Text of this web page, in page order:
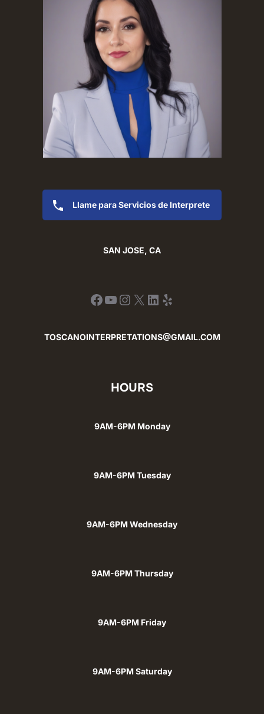
Llame para Servicios de Interprete
SAN JOSE, CA
Facebook
YouTube
Instagram
X LinkedIn
Yelp
TOSCANOINTERPRETATIONS@GMAIL.COM
HOURS
9AM-6PM Monday
9AM-6PM Tuesday
9AM-6PM Wednesday
9AM-6PM Thursday
9AM-6PM Friday
9AM-6PM Saturday